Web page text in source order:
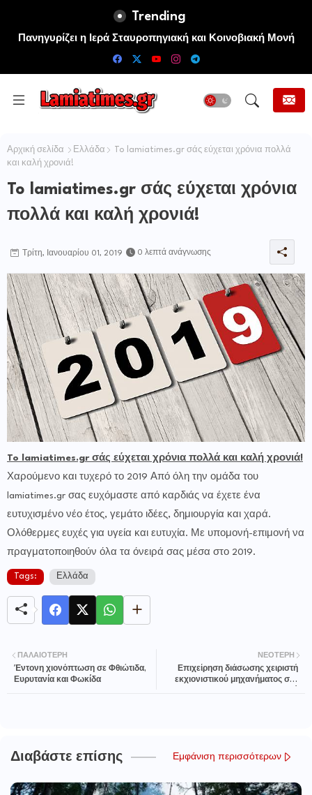
Trending
Πανηγυρίζει η Ιερά Σταυροπηγιακή και Κοινοβιακή Μονή
Μεταμορφώσεως του Σωτήρος Καμενων Βουρλων (Μονή
Αρχική σελίδα Ελλάδα
To lamiatimes.gr σάς εύχεται χρόνια πολλά
και καλή χρονιά!
To lamiatimes.gr σάς εύχεται χρόνια
πολλά και καλή χρονιά!
Τρίτη, Ιανουαρίου 01, 2019 0 λεπτά ανάγνωσης
To lamiatimes.gr σάς εύχεται χρόνια πολλά και καλή χρονιά!
Χαρούμενο και τυχερό το 2019 Από όλη την ομάδα του
lamiatimes.gr σας ευχόμαστε από καρδιάς να έχετε ένα
ευτυχισμένο νέο έτος, γεμάτο ιδέες, δημιουργία και χαρά.
Ολόθερμες ευχές για υγεία και ευτυχία. Με υπομονή-επιμονή να
πραγματοποιηθούν όλα τα όνειρά σας μέσα στο 2019.
Tags: Ελλάδα
ΝΕΌΤΕΡΗ
Επιχείρηση διάσωσης χειριστή
εκχιονιστικού μηχανήματος στο
ΠΑΛΑΙΌΤΕΡΗ
Έντονη χιονόπτωση σε Φθιώτιδα,
Ευρυτανία και Φωκίδα
Διαβάστε επίσης Εμφάνιση περισσότερων